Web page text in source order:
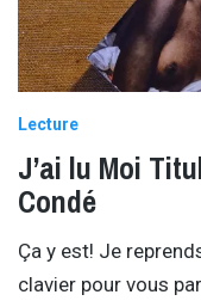
Lecture
J’ai lu Moi
Condé
Ça y est! Je
clavier pour vous